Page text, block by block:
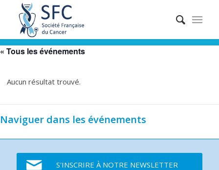
« Tous les événements
Aucun résultat trouvé.
Naviguer dans les événements
S'INSCRIRE À NOTRE NEWSLETTER